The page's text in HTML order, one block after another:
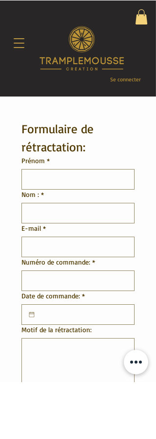
Se connecter
Formulaire de
rétractation:
Prénom *
Nom : *
E-mail *
Numéro de commande: *
Date de commande: *
Motif de la rétractation: